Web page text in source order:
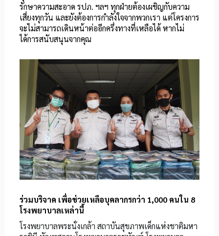
รักษาความสะอาด รปภ. ฯลฯ ทุกฝ่ายต้องเผชิญกับความ
เสี่ยงทุกวัน และยังต้องการกำลังใจจากพวกเรา แต่โครงการ
จะไม่สามารถเดินหน้าต่ออีกครึ่งทางที่เหลือได้ หากไม่
ได้การสนับสนุนจากคุณ
ร่วมบริจาค เพื่อช่วยเหลือบุคลากรกว่า 1,000 คนใน 8
โรงพยาบาลเหล่านี้
โรงพยาบาลพระนั่งเกล้า สถาบันสุขภาพเด็กแห่งชาติมหา